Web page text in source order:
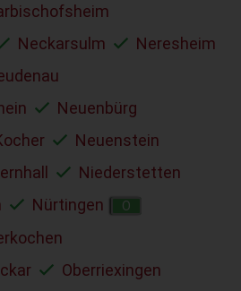
Neckarsulm
Neresheim
Neuenbürg
Neuenstein
Niederstetten
Nürtingen O
Oberriexingen